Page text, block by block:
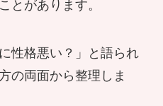
とがあります。
性格悪い？」と語られ
の両面から整理しま